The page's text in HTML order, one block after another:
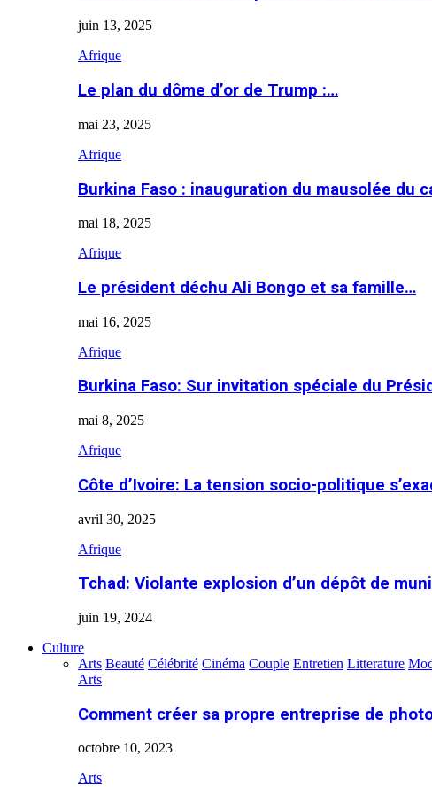
juin 13, 2025
Afrique
Le plan du dôme d’or de Trump :…
mai 23, 2025
Afrique
Burkina Faso : inauguration du mausolée du
mai 18, 2025
Afrique
Le président déchu Ali Bongo et sa famille…
mai 16, 2025
Afrique
Burkina Faso: Sur invitation spéciale du
mai 8, 2025
Afrique
Côte d’Ivoire: La tension socio-politique
avril 30, 2025
Afrique
Tchad: Violante explosion d’un dépôt de
juin 19, 2024
Culture
Arts Beauté Célébrité Cinéma Couple Entretien Litterature
Arts
Comment créer sa propre entreprise de
octobre 10, 2023
Arts